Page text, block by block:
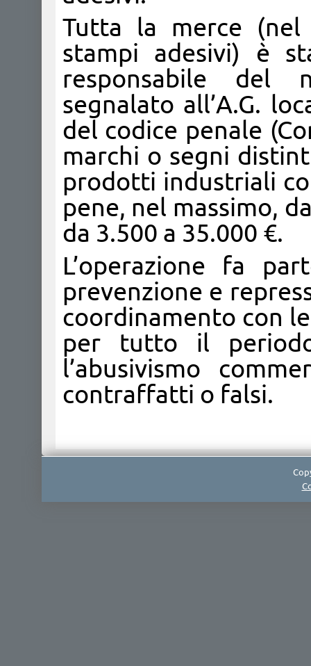
Tutta la merce (nel
stampi adesivi) è
responsabile del
segnalato all’A.G.
del codice penale
marchi o segni
prodotti industriali
pene, nel massimo,
da 3.500 a 35.000 €.
L’operazione fa
prevenzione e
coordinamento con
per tutto il periodo
l’abusivismo
contraffatti o falsi.